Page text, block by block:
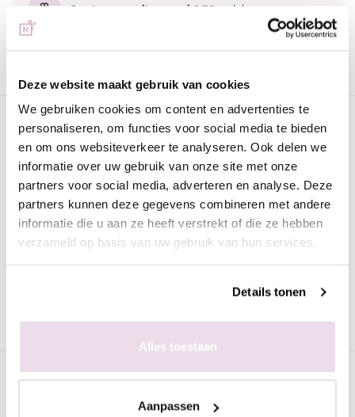
Deze website maakt gebruik van cookies
We gebruiken cookies om content en advertenties te
personaliseren, om functies voor social media te bieden
en om ons websiteverkeer te analyseren. Ook delen we
informatie over uw gebruik van onze site met onze
partners voor social media, adverteren en analyse. Deze
partners kunnen deze gegevens combineren met andere
informatie die u aan ze heeft verstrekt of die ze hebben
verzameld op basis van uw gebruik van hun services.
Details tonen
Alles toestaan
Aanpassen
Gratis verzending vanaf € 75 excl. btw
Omschrijving
Moyra Calcium Hardener
De calcium hardener van Moyra is een verzorgende lak, speciaal voor
de zwakkere nagels. Door de cellulosevezels in het product worden de
nagels versterkt en wordt voorkomen dat dunne nagels scheuren. Dit
product bied bescherming aan de nagels, versterkt deze en stimuleerd
De nail hardener kan enkel als verstevigend laagje aangebracht
Specificaties